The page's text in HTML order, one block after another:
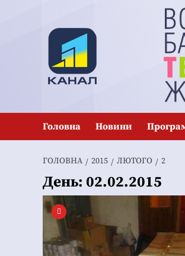
Головна Новини
ГОЛОВНА 2015 ЛЮТОГО 2
День: 02.02.2015